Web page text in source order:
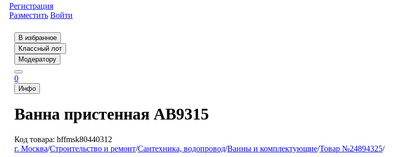
Регистрация
Разместить Войти
В избранное
Классный лот
Модератору
0
Инфо
Ванна пристенная AB9315
Код товара: hffmsk80440312
г. Москва/Строительство и ремонт/Сантехника, водопровод/Ванны и комплектующие/Товар №24894325/